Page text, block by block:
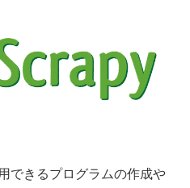
できるプログラムの作成や